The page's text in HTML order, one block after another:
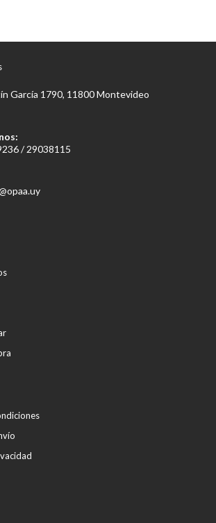
García 1790, 11800 Montevideo
/ 29038115
Se
Se
abre